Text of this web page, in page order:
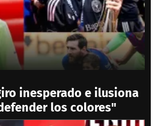
inesperado e ilusiona
los colores"